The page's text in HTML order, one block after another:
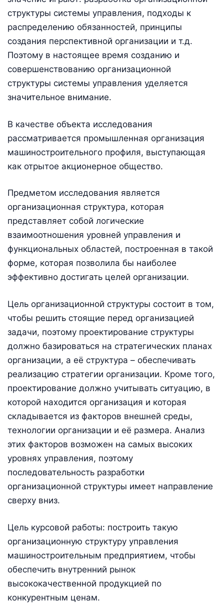
структуры системы управления, подходы к
распределению обязанностей, принципы
создания перспективной организации и т.д.
Поэтому в настоящее время созданию и
совершенствованию организационной
структуры системы управления уделяется
значительное внимание.
В качестве объекта исследования
рассматривается промышленная организация
машиностроительного профиля, выступающая
как отрытое акционерное общество.
Предметом исследования является
организационная структура, которая
представляет собой логические
взаимоотношения уровней управления и
функциональных областей, построенная в такой
форме, которая позволила бы наиболее
эффективно достигать целей организации.
Цель организационной структуры состоит в том,
чтобы решить стоящие перед организацией
задачи, поэтому проектирование структуры
должно базироваться на стратегических планах
организации, а её структура – обеспечивать
реализацию стратегии организации. Кроме того,
проектирование должно учитывать ситуацию, в
которой находится организация и которая
складывается из факторов внешней среды,
технологии организации и её размера. Анализ
этих факторов возможен на самых высоких
уровнях управления, поэтому
последовательность разработки
организационной структуры имеет направление
сверху вниз.
Цель курсовой работы: построить такую
организационную структуру управления
машиностроительным предприятием, чтобы
обеспечить внутренний рынок
высококачественной продукцией по
конкурентным ценам.